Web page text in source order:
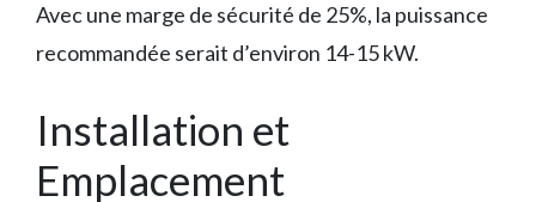
Avec une marge de sécurité de 25%, la puissance
recommandée serait d’environ 14-15 kW.
Installation et
Emplacement